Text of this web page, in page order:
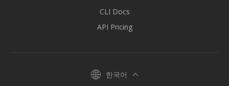
CLI Docs
API Pricing
한국어